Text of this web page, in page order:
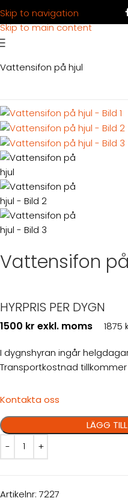
Skip to navigation
Skip to main content
Vattensifon på hjul
Vattensifon
HYRPRIS PER DYGN
1500 kr exkl. moms 1875
I dygnshyran ingår
Transportkostnad tillkommer
Kontakta oss
LÄGG
Artikelnr: 7227